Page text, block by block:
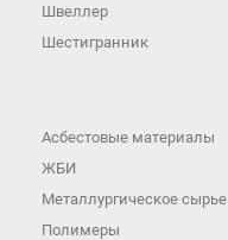
Швеллер
Шестигранник
Асбестовые материалы
ЖБИ
Металлургическое сырье
Полимеры